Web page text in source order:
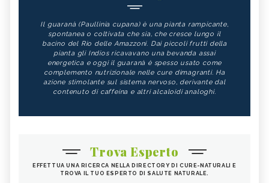
Il guaranà (Paullinia cupana) è una pianta rampicante,
spontanea o coltivata che sia, che cresce lungo il
bacino del Rio delle Amazzoni. Dai piccoli frutti della
pianta gli Indios ricavavano una bevanda assai
energetica e oggi il guaranà è spesso usato come
complemento nutrizionale nelle cure dimagranti. Ha
azione stimolante sul sistema nervoso, derivante dal
contenuto di caffeina e altri alcaloidi analoghi.
Trova Esperto
EFFETTUA UNA RICERCA NELLA DIRECTORY DI CURE-NATURALI E
TROVA IL TUO ESPERTO DI SALUTE NATURALE.